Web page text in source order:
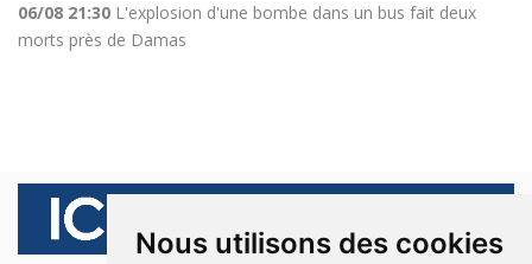
Nous utilisons des cookies
06/08 21:30 L'explosion d'une bombe dans un bus fait deux
morts près de Damas